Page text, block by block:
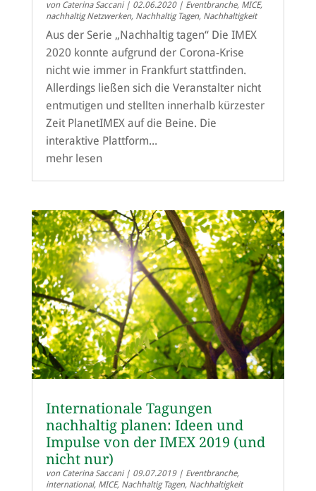
von Caterina Saccani| 02.06.2020| Eventbranche, MICE,
nachhaltig Netzwerken, Nachhaltig Tagen, Nachhaltigkeit
Aus der Serie „Nachhaltig tagen“ Die IMEX
2020 konnte aufgrund der Corona-Krise
nicht wie immer in Frankfurt stattfinden.
Allerdings ließen sich die Veranstalter nicht
entmutigen und stellten innerhalb kürzester
Zeit PlanetIMEX auf die Beine. Die
interaktive Plattform...
mehr lesen
Internationale Tagungen
nachhaltig planen: Ideen und
Impulse von der IMEX 2019 (und
nicht nur)
von Caterina Saccani| 09.07.2019| Eventbranche,
international, MICE, Nachhaltig Tagen, Nachhaltigkeit